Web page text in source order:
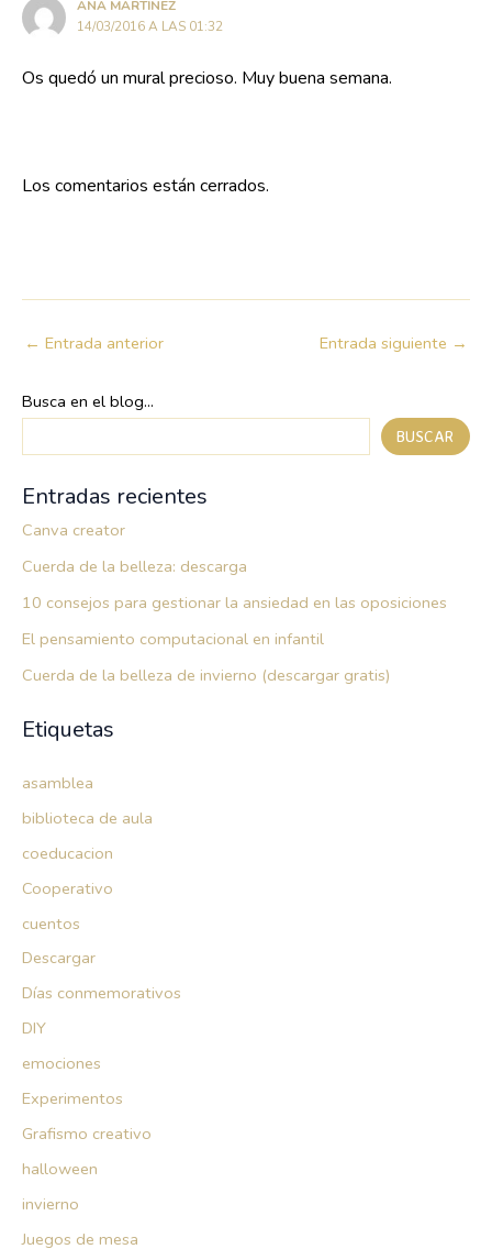
ANA MARTÍNEZ
14/03/2016 A LAS 01:32
Os quedó un mural precioso. Muy buena semana.
Los comentarios están cerrados.
← Entrada anterior Entrada siguiente →
Busca en el blog...
BUSCAR
Entradas recientes
Canva creator
Cuerda de la belleza: descarga
10 consejos para gestionar la ansiedad en las oposiciones
El pensamiento computacional en infantil
Cuerda de la belleza de invierno (descargar gratis)
Etiquetas
asamblea
biblioteca de aula
coeducacion
Cooperativo
cuentos
Descargar
Días conmemorativos
DIY
emociones
Experimentos
Grafismo creativo
halloween
invierno
Juegos de mesa